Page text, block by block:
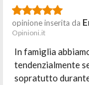
opinione inserita da
Opinioni.it
In famiglia
tendenzialmente
sopratutto